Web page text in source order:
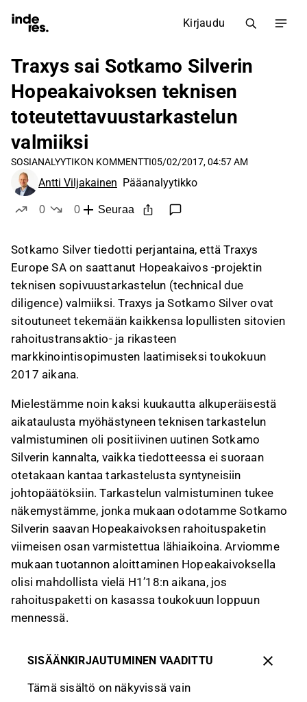
Kirjaudu
Traxys sai Sotkamo Silverin
Hopeakaivoksen teknisen
toteutettavuustarkastelun
valmiiksi
SOSIANALYYTIKON KOMMENTTI05/02/2017, 04:57 AM
Antti Viljakainen Pääanalyytikko
0
0
Seuraa
Sotkamo Silver tiedotti perjantaina, että Traxys
Europe SA on saattanut Hopeakaivos -projektin
teknisen sopivuustarkastelun (technical due
diligence) valmiiksi. Traxys ja Sotkamo Silver ovat
sitoutuneet tekemään kaikkensa lopullisten sitovien
rahoitustransaktio- ja rikasteen
markkinointisopimusten laatimiseksi toukokuun
2017 aikana.
Mielestämme noin kaksi kuukautta alkuperäisestä
aikataulusta myöhästyneen teknisen tarkastelun
valmistuminen oli positiivinen uutinen Sotkamo
Silverin kannalta, vaikka tiedotteessa ei suoraan
otetakaan kantaa tarkastelusta syntyneisiin
johtopäätöksiin. Tarkastelun valmistuminen tukee
näkemystämme, jonka mukaan odotamme Sotkamo
Silverin saavan Hopeakaivoksen rahoituspaketin
viimeisen osan varmistettua lähiaikoina. Arviomme
mukaan tuotannon aloittaminen Hopeakaivoksella
olisi mahdollista vielä H1’18:n aikana, jos
rahoituspaketti on kasassa toukokuun loppuun
mennessä.
SISÄÄNKIRJAUTUMINEN VAADITTU
Tämä sisältö on näkyvissä vain